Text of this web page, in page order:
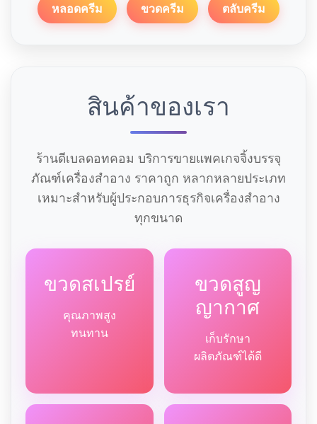
หลอดครีม ขวดครีม ตลับครีม
สินค้าของเรา
ร้านดีเบลดอทคอม บริการขายแพคเกจจิ้งบรรจุ
ภัณฑ์เครื่องสำอาง ราคาถูก หลากหลายประเภท
เหมาะสำหรับผู้ประกอบการธุรกิจเครื่องสำอาง
ทุกขนาด
ขวดสเปรย์
คุณภาพสูง
ทนทาน
ขวดสูญ
ญากาศ
เก็บรักษา
ผลิตภัณฑ์ได้ดี